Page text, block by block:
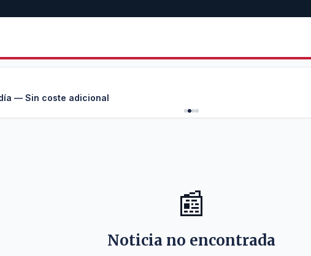
— Sin coste adicional
📰
Noticia no encontrada